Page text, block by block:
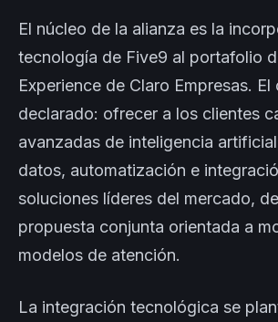
El núcleo de la alianza es la
tecnología de Five9 al portafolio
Experience de Claro Empresas.
declarado: ofrecer a los clientes
avanzadas de inteligencia
datos, automatización e
soluciones líderes del mercado,
propuesta conjunta orientada a
modelos de atención.
La integración tecnológica se